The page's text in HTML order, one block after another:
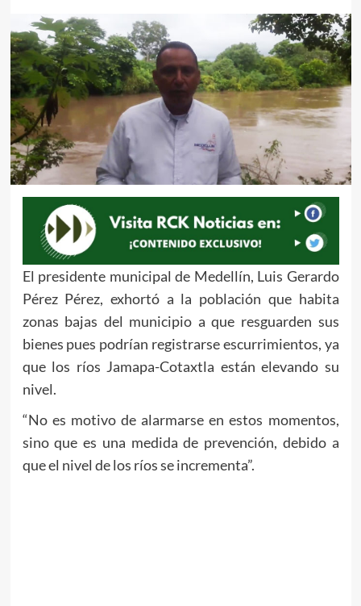
El presidente municipal de Medellín, Luis Gerardo
Pérez Pérez, exhortó a la población que habita
zonas bajas del municipio a que resguarden sus
bienes pues podrían registrarse escurrimientos, ya
que los ríos Jamapa-Cotaxtla están elevando su
nivel.
“No es motivo de alarmarse en estos momentos,
sino que es una medida de prevención, debido a
que el nivel de los ríos se incrementa”.